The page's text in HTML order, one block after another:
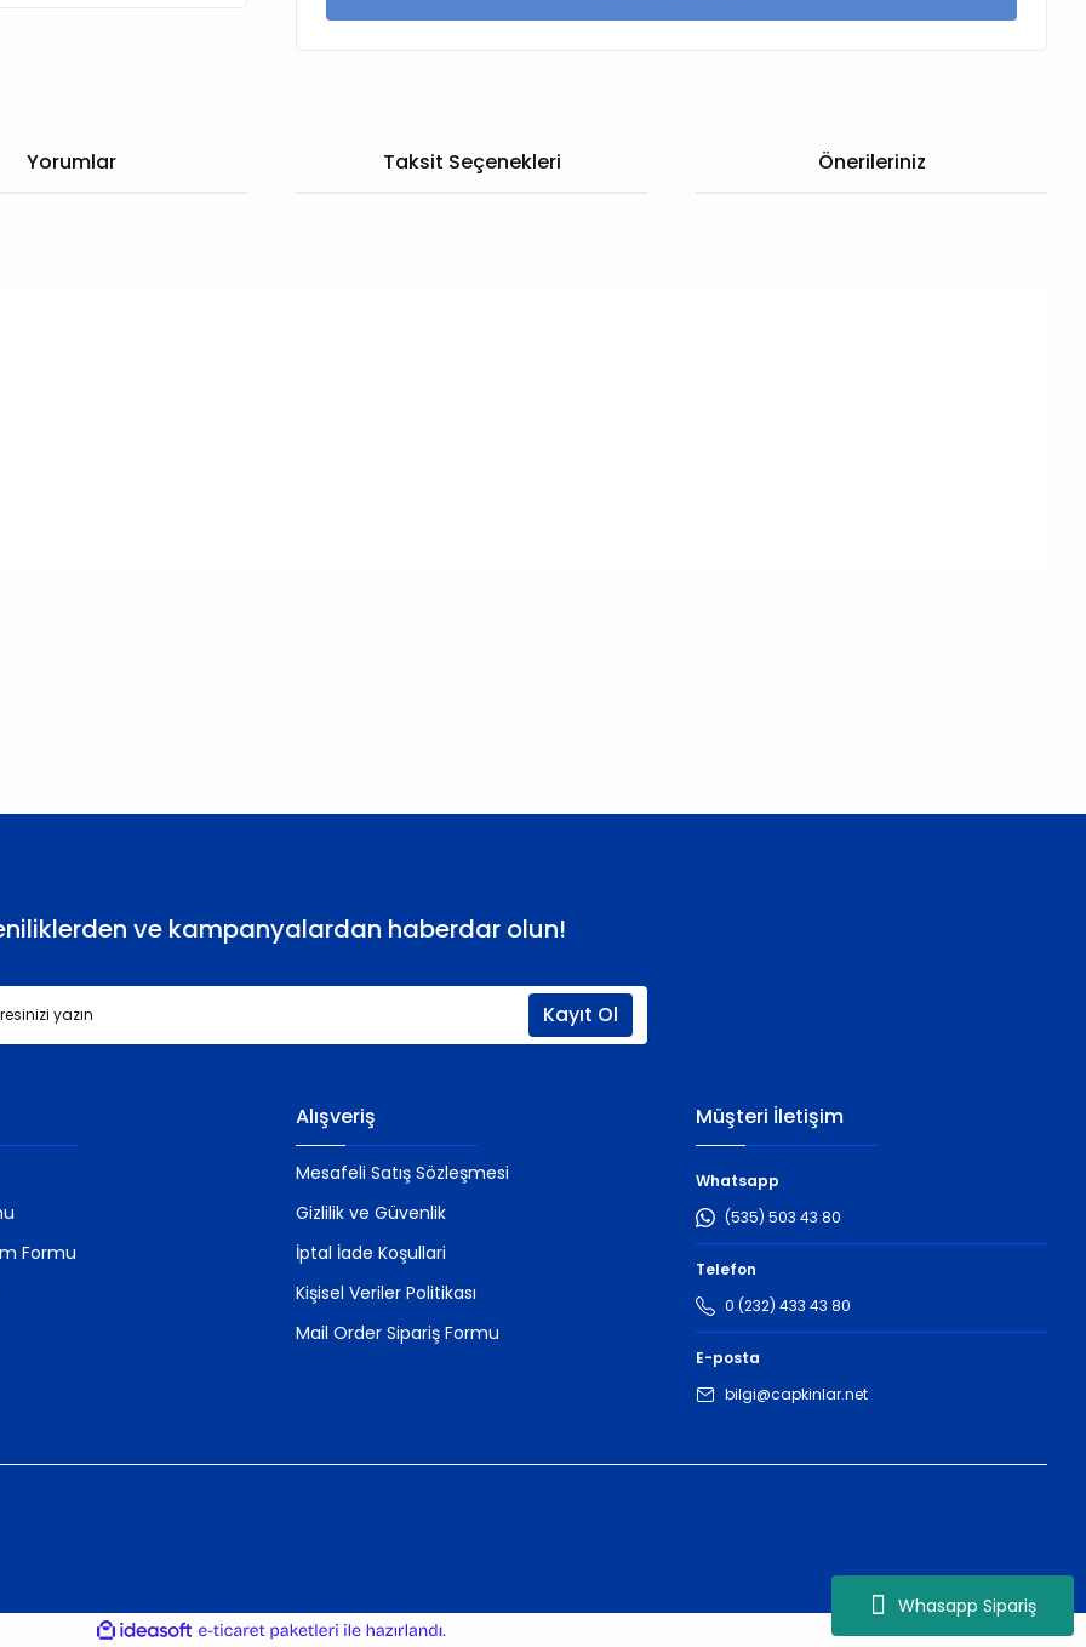
Whasapp Sipariş
Yorumlar Taksit Seçenekleri Önerileriniz
Gönder
ve kampanyalardan haberdar olun!
Kayıt Ol
Formu
Alışveriş
Mesafeli Satış Sözleşmesi
Gizlilik ve Güvenlik
İptal İade Koşullari
Kişisel Veriler Politikası
Mail Order Sipariş Formu
Müşteri İletişim
Whatsapp
(535) 503 43 80
Telefon
0 (232) 433 43 80
E-posta
bilgi@capkinlar.net
ideasoft
e-